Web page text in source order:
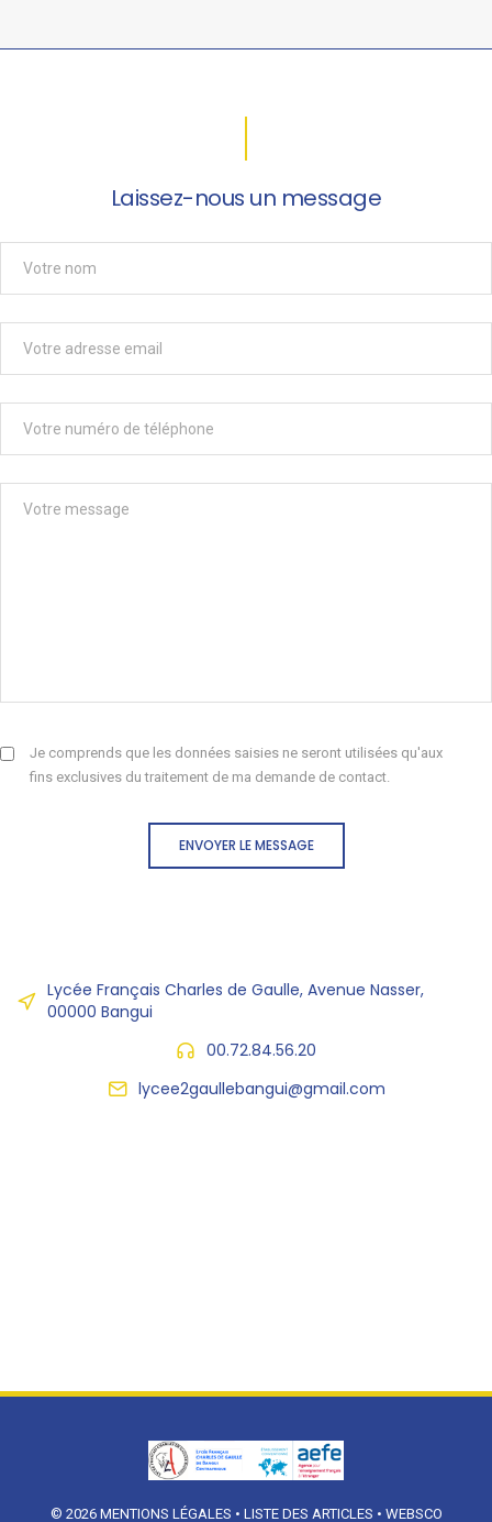
Laissez-nous un message
Je comprends que les données saisies ne seront utilisées qu'aux
fins exclusives du traitement de ma demande de contact.
ENVOYER LE MESSAGE
Lycée Français Charles de Gaulle, Avenue Nasser,
00000 Bangui
00.72.84.56.20
lycee2gaullebangui@gmail.com
© 2026 MENTIONS LÉGALES • LISTE DES ARTICLES • WEBSCO